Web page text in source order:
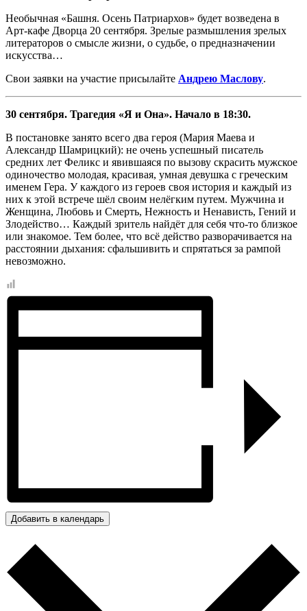
Необычная «Башня. Осень Патриархов» будет возведена в
Арт-кафе Дворца 20 сентября. Зрелые размышления зрелых
литераторов о смысле жизни, о судьбе, о предназначении
искусства…
Свои заявки на участие присылайте Андрею Маслову.
30 сентября. Трагедия «Я и Она». Начало в 18:30.
В постановке занято всего два героя (Мария Маева и
Александр Шамрицкий): не очень успешный писатель
средних лет Феликс и явившаяся по вызову скрасить мужское
одиночество молодая, красивая, умная девушка с греческим
именем Гера. У каждого из героев своя история и каждый из
них к этой встрече шёл своим нелёгким путем. Мужчина и
Женщина, Любовь и Смерть, Нежность и Ненависть, Гений и
Злодейство… Каждый зритель найдёт для себя что-то близкое
или знакомое. Тем более, что всё действо разворачивается на
расстоянии дыхания: сфальшивить и спрятаться за рампой
невозможно.
Добавить в календарь